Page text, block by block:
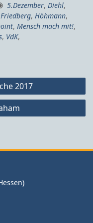
5.Dezember, Diehl,
Friedberg, Höhmann,
, Mensch mach mit!,
, VdK,
2017